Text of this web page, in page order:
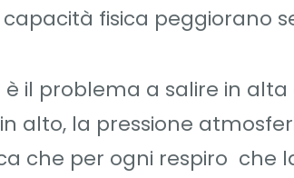
fisica peggiorano
il problema a salire in
alto, la pressione
che per ogni respiro che